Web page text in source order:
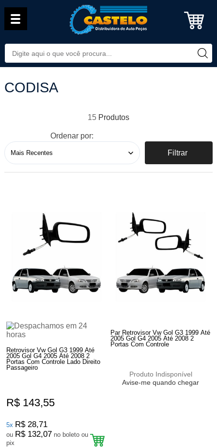
CODISA
15
Ordenar por:
Filtrar
Retrovisor Vw Gol G3 1999 Até
2005 Gol G4 2005 Até 2008 2
Portas Com Controle Lado Direito
Passageiro
R$ 143,55
5x R$ 28,71
ou R$ 132,07 no boleto ou
pix
Par Retrovisor Vw Gol G3 1999 Até
2005 Gol G4 2005 Até 2008 2
Portas Com Controle
Produto Indisponível
Avise-me quando chegar